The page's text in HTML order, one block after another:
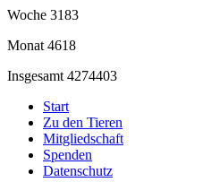
Woche 3183
Monat 4618
Insgesamt 4274403
Start
Zu den Tieren
Mitgliedschaft
Spenden
Datenschutz